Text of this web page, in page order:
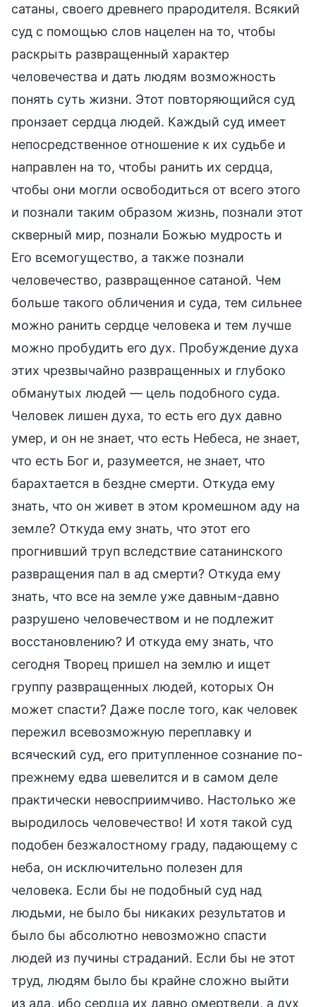
сатаны, своего древнего прародителя. Всякий
суд с помощью слов нацелен на то, чтобы
раскрыть развращенный характер
человечества и дать людям возможность
понять суть жизни. Этот повторяющийся суд
пронзает сердца людей. Каждый суд имеет
непосредственное отношение к их судьбе и
направлен на то, чтобы ранить их сердца,
чтобы они могли освободиться от всего этого
и познали таким образом жизнь, познали этот
скверный мир, познали Божью мудрость и
Его всемогущество, а также познали
человечество, развращенное сатаной. Чем
больше такого обличения и суда, тем сильнее
можно ранить сердце человека и тем лучше
можно пробудить его дух. Пробуждение духа
этих чрезвычайно развращенных и глубоко
обманутых людей — цель подобного суда.
Человек лишен духа, то есть его дух давно
умер, и он не знает, что есть Небеса, не знает,
что есть Бог и, разумеется, не знает, что
барахтается в бездне смерти. Откуда ему
знать, что он живет в этом кромешном аду на
земле? Откуда ему знать, что этот его
прогнивший труп вследствие сатанинского
развращения пал в ад смерти? Откуда ему
знать, что все на земле уже давным-давно
разрушено человечеством и не подлежит
восстановлению? И откуда ему знать, что
сегодня Творец пришел на землю и ищет
группу развращенных людей, которых Он
может спасти? Даже после того, как человек
пережил всевозможную переплавку и
всяческий суд, его притупленное сознание по-
прежнему едва шевелится и в самом деле
практически невосприимчиво. Настолько же
выродилось человечество! И хотя такой суд
подобен безжалостному граду, падающему с
неба, он исключительно полезен для
человека. Если бы не подобный суд над
людьми, не было бы никаких результатов и
было бы абсолютно невозможно спасти
людей из пучины страданий. Если бы не этот
труд, людям было бы крайне сложно выйти
из ада, ибо сердца их давно омертвели, а дух